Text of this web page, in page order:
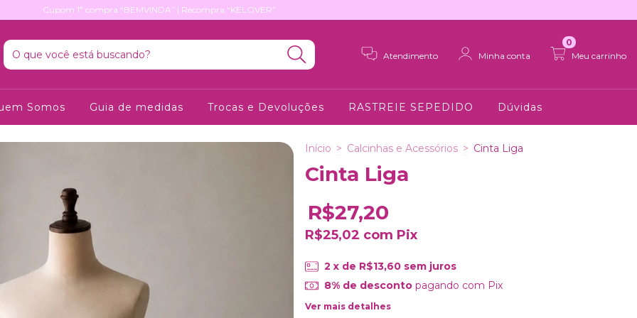
Cupom 1ª compra “BEMVINDA” | Recompra “KELOVER”
Atendimento Minha conta Meu carrinho
0
Somos Guia de medidas Trocas e Devoluções RASTREIE SEPEDIDO Dúvidas
Início > Calcinhas e Acessórios > Cinta Liga
Cinta Liga
R$27,20
R$25,02 com Pix
2 x de R$13,60 sem juros
8% de descontopagando com Pix
Ver mais detalhes